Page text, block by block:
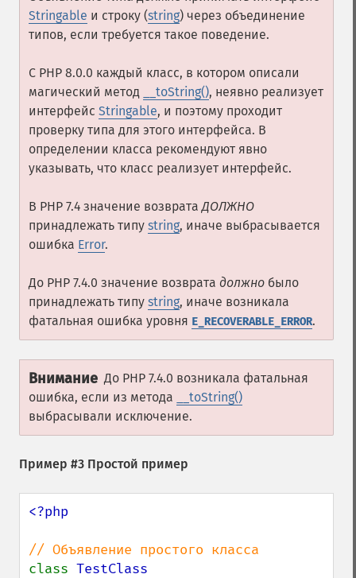
Stringable и строку (string) через объединение
типов, если требуется такое поведение.
С PHP 8.0.0 каждый класс, в котором описали
магический метод
__toString(), неявно реализует
интерфейс Stringable, и поэтому проходит
проверку типа для этого интерфейса. В
определении класса рекомендуют явно
указывать, что класс реализует интерфейс.
В PHP 7.4 значение возвратаДОЛЖНО
принадлежать типу string, иначе выбрасывается
ошибка Error.
До PHP 7.4.0 значение возврата должно было
принадлежать типу string, иначе возникала
фатальная ошибка уровня E_RECOVERABLE_ERROR.
Внимание До PHP 7.4.0 возникала фатальная
ошибка, если из метода
__toString()
выбрасывали исключение.
Пример #3 Простой пример
<?php
class